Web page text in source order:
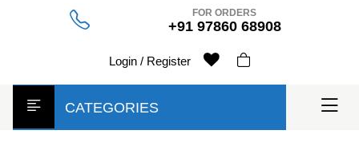
FOR ORDERS
+91 97860 68908
Login / Register
CATEGORIES